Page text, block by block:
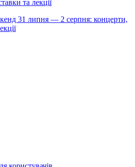
31 липня — 2 серпня: концерти,